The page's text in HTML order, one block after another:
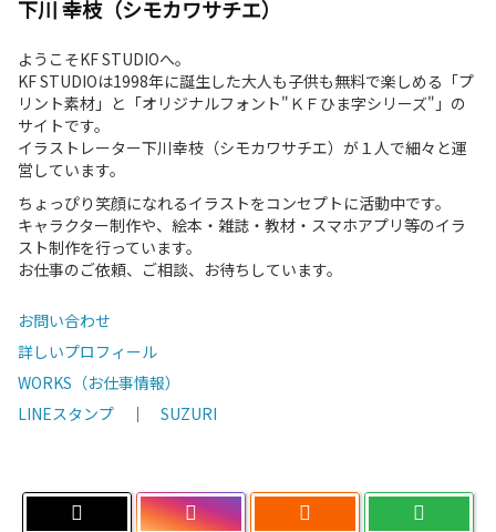
下川 幸枝（シモカワサチエ）
ようこそKF STUDIOへ。
KF STUDIOは1998年に誕生した大人も子供も無料で楽しめる「プ
リント素材」と「オリジナルフォント"ＫＦひま字シリーズ"」の
サイトです。
イラストレーター下川幸枝（シモカワサチエ）が１人で細々と運
営しています。
ちょっぴり笑顔になれるイラストをコンセプトに活動中です。
キャラクター制作や、絵本・雑誌・教材・スマホアプリ等のイラ
スト制作を行っています。
お仕事のご依頼、ご相談、お待ちしています。
お問い合わせ
詳しいプロフィール
WORKS（お仕事情報）
LINEスタンプ ｜ SUZURI
